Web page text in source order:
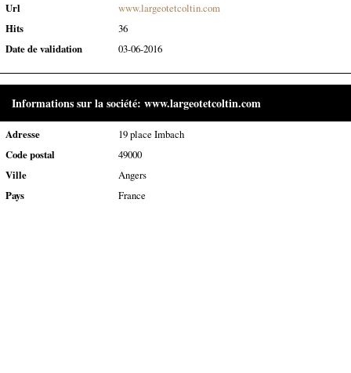
Url
www.largeotetcoltin.com
Hits
36
Date de validation
03-06-2016
Informations sur la société: www.largeotetcoltin.com
Adresse
19 place Imbach
Code postal
49000
Ville
Angers
Pays
France